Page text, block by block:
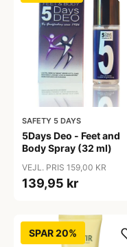
SAFETY 5 DAYS
5Days Deo - Feet and
Body Spray (32 ml)
VEJL. PRIS 159,00 KR
139,95 kr
SPAR 20%